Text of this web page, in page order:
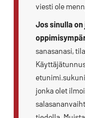
viesti ole
Jos sinulla
sanasanasi,
jonka olet